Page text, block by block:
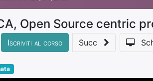
Open Source centric
Iscriviti al corso Succ